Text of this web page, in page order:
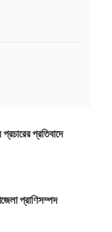
প্রতিবাদে
প্রাণিসম্পদ